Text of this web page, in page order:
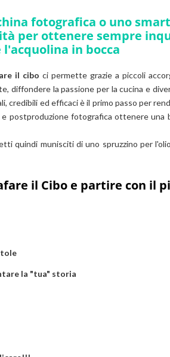
fotografica o uno
per ottenere sempre
in bocca
il ciboci permette grazie a piccoli
diffondere la passione per la cucina e
credibili ed efficaci è il primo passo per
postproduzione fotografica ottenere una
quindi munisciti di uno spruzzino per
il Ciboe partire con il
la "tua" storia